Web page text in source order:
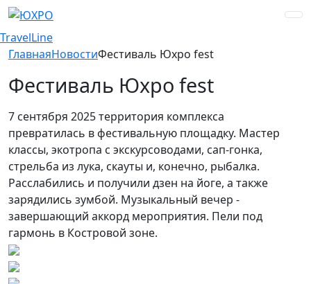
TravelLine
ГлавнаяНовостиФестиваль Юхро fest
Фестиваль Юхро fest
7 сентября 2025 территория комплекса
превратилась в фестивальную площадку. Мастер
классы, экотропа с экскурсоводами, сап-гонка,
стрельба из лука, скауты и, конечно, рыбалка.
Расслабились и получили дзен на йоге, а также
зарядились зумбой. Музыкальный вечер -
завершающий аккорд мероприятия. Пели под
гармонь в Костровой зоне.